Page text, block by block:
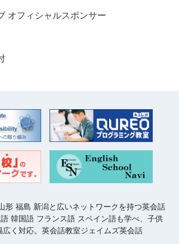
オフィシャルスポンサー
形 福島 新潟と広いネットワークを持つ英会話
韓国語 フランス語 スペイン語も学べ、子供
広く対応。英会話教室ジェイムズ英会話